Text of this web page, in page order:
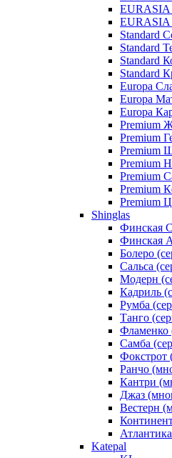
EURASIA
EURASIA
Standard
Standard
Standard
Standard
Europa
Europa
Europa
Premium
Premium
Premium
Premium
Premium
Premium
Premium
Shinglas
Финская
Финская
Болеро
Сальса
Модерн
Кадриль
Румба
Танго
Фламенко
Самба
Фокстрот
Ранчо
Кантри
Джаз
Вестерн
Katepal